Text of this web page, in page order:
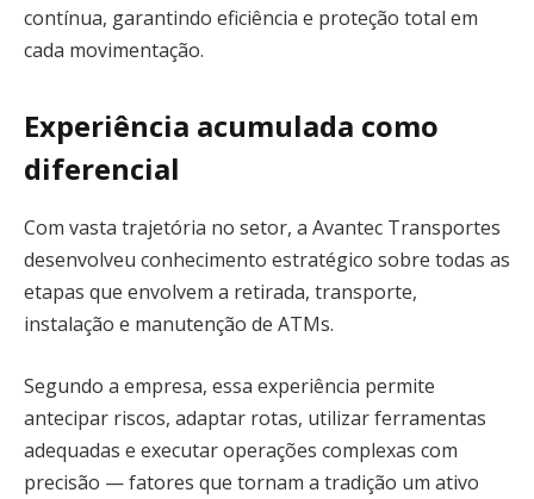
contínua, garantindo eficiência e proteção total em
cada movimentação.
Experiência acumulada como
diferencial
Com vasta trajetória no setor, a Avantec Transportes
desenvolveu conhecimento estratégico sobre todas as
etapas que envolvem a retirada, transporte,
instalação e manutenção de ATMs.
Segundo a empresa, essa experiência permite
antecipar riscos, adaptar rotas, utilizar ferramentas
adequadas e executar operações complexas com
precisão — fatores que tornam a tradição um ativo